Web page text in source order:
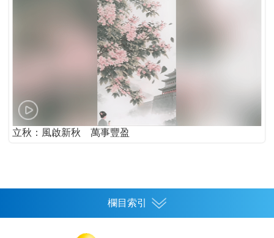
立秋：風啟新秋 萬事豐盈
欄目索引